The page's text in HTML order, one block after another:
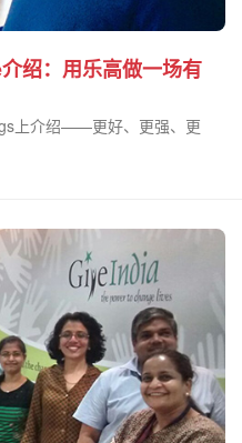
绍：用乐高做一场有
上介绍——更好、更强、更